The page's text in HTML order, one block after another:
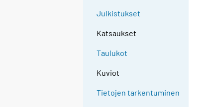
Julkistukset
Katsaukset
Taulukot
Kuviot
Tietojen tarkentuminen